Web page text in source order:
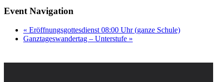
Event Navigation
« Eröffnungsgottesdienst 08:00 Uhr (ganze Schule)
Ganztageswandertag – Unterstufe »